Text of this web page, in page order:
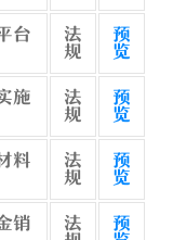
台
法
规
预
览
施
法
规
预
览
料
法
规
预
览
销
法
预